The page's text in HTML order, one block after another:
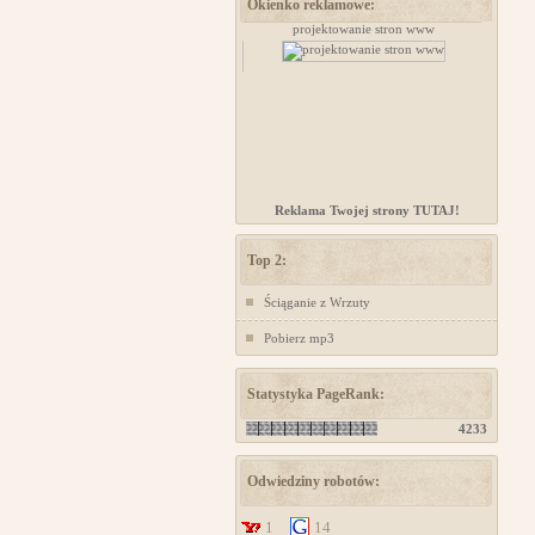
Okienko reklamowe:
projektowanie stron www
Reklama Twojej strony TUTAJ!
Top 2:
Ściąganie z Wrzuty
Pobierz mp3
Statystyka PageRank:
4233
Odwiedziny robotów:
1 14